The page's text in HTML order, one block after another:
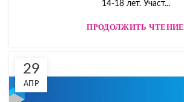
14-18 лет. Участ...
ПРОДОЛЖИТЬ ЧТЕНИЕ
29
АПР